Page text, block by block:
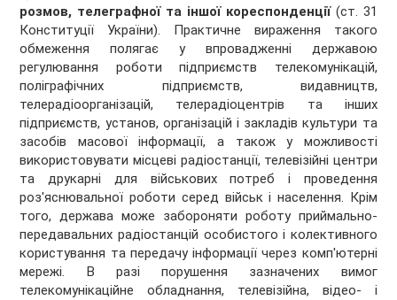
розмов, телеграфної та іншої кореспонденції(ст. 31
Конституції України). Практичне вираження такого
обмеження полягає у впровадженні державою
регулювання роботи підприємств телекомунікацій,
поліграфічних підприємств, видавництв,
телерадіоорганізацій, телерадіоцентрів та інших
підприємств, установ, організацій і закладів культури та
засобів масової інформації, а також у можливості
використовувати місцеві радіостанції, телевізійні центри
та друкарні для військових потреб і проведення
роз'яснювальної роботи серед військ і населення. Крім
того, держава може забороняти роботу приймально-
передавальних радіостанцій особистого і колективного
користування та передачу інформації через комп'ютерні
мережі. В разі порушення зазначених вимог
телекомунікаційне обладнання, телевізійна, відео- і